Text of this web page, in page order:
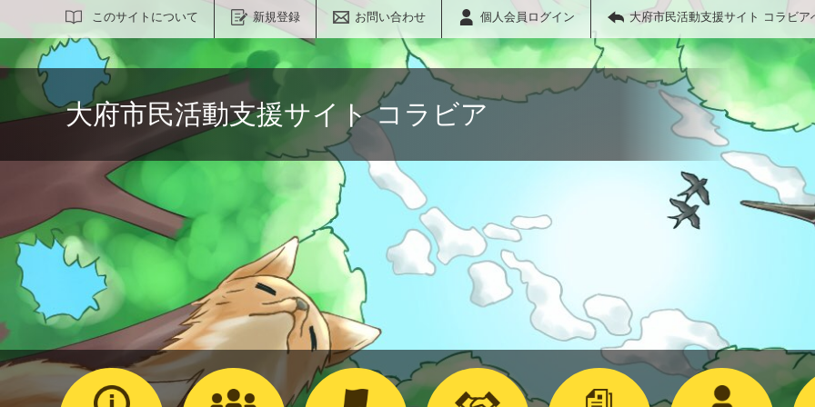
このサイトについて 新規登録 お問い合わせ 個人会員ログイン 大府市民活動支援サイト コラビア
サイト内検索
大府市民活動支援サイト コラビア